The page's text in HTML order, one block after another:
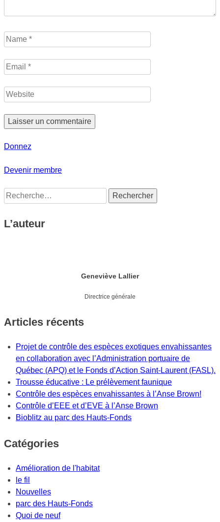
Donnez
Devenir membre
Rechercher :
L’auteur
Geneviève Lallier
Directrice générale
Articles récents
Projet de contrôle des espèces exotiques envahissantes
en collaboration avec l’Administration portuaire de
Québec (APQ) et le Fonds d’Action Saint-Laurent (FASL).
Trousse éducative : Le prélèvement faunique
Contrôle des espèces envahissantes à l’Anse Brown!
Contrôle d’EEE et d’EVE à l’Anse Brown
Bioblitz au parc des Hauts-Fonds
Catégories
Amélioration de l'habitat
le fil
Nouvelles
parc des Hauts-Fonds
Quoi de neuf